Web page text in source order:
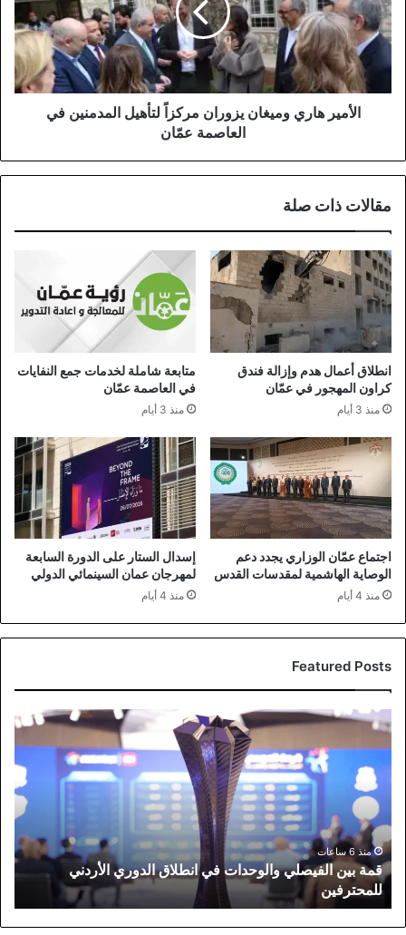
مركزاً
لتأهيل
المدمنين
في
العاصمة
الأمير هاري وميغان يزوران مركزاً لتأهيل المدمنين في
العاصمة عمّان
مقالات ذات صلة
انطلاق أعمال هدم وإزالة فندق
كراون المهجور في عمّان
منذ 3 أيام
متابعة شاملة لخدمات جمع النفايات
في العاصمة عمّان
منذ 3 أيام
اجتماع عمّان الوزاري يجدد دعم
الوصاية الهاشمية لمقدسات القدس
منذ 4 أيام
إسدال الستار على الدورة السابعة
لمهرجان عمان السينمائي الدولي
منذ 4 أيام
Featured Posts
قمة
بين
الفيصلي
والوحدات
في
انطلاق
الدوري
الأردني
للمحترفين
منذ 6 ساعات
قمة بين الفيصلي والوحدات في انطلاق الدوري الأردني
للمحترفين